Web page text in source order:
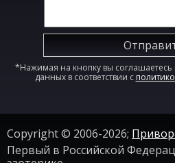
*Нажимая на кнопку вы
данных в соответствии с
Copyright © 2006-2026;
Первый в Российской